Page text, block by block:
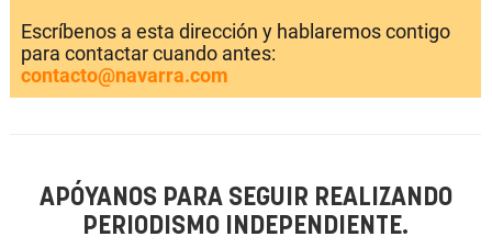
Escríbenos a esta dirección y hablaremos contigo
para contactar cuando antes:
contacto@navarra.com
APÓYANOS PARA SEGUIR REALIZANDO
PERIODISMO INDEPENDIENTE.